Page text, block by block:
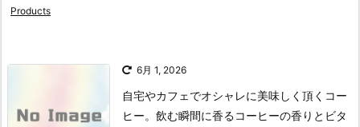
Products
6月 1, 2026
自宅やカフェでオシャレに美味しく頂くコー
ヒー。飲む瞬間に香るコーヒーの香りとビタ